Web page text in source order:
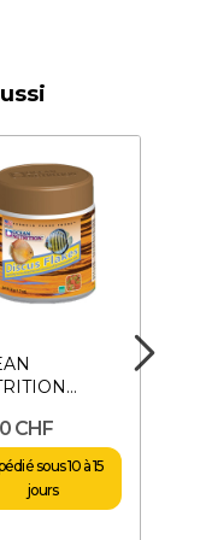
en
CHF
sous 10 à 15
jours